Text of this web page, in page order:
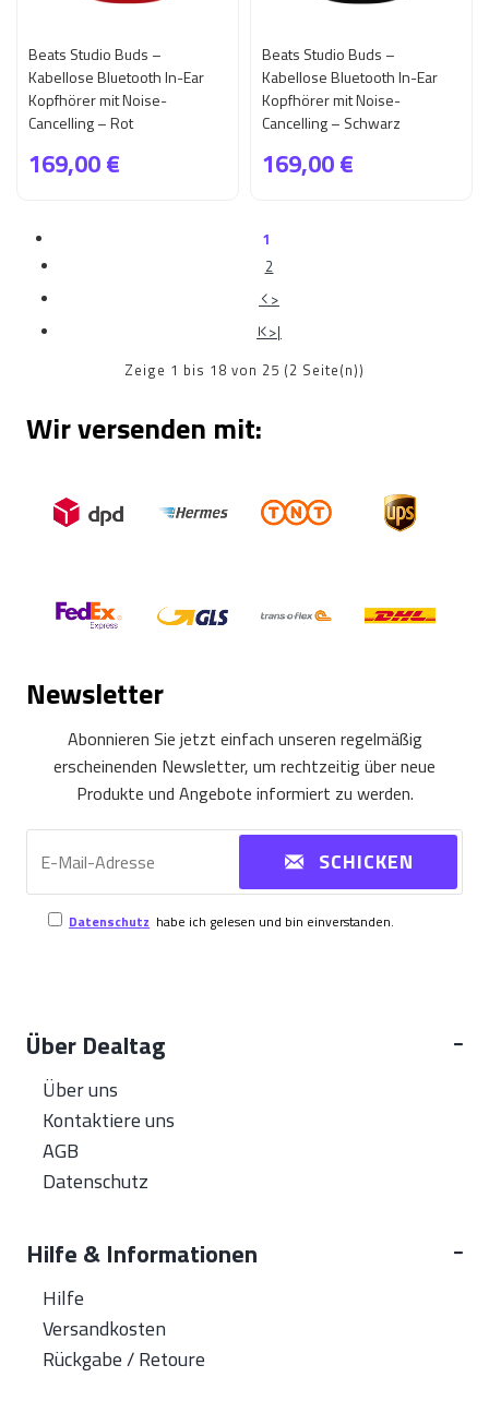
Beats Studio Buds –
Kabellose Bluetooth In-Ear
Kopfhörer mit Noise-
Cancelling – Rot
169,00 €
Beats Studio Buds –
Kabellose Bluetooth In-Ear
Kopfhörer mit Noise-
Cancelling – Schwarz
169,00 €
1
2
>
>|
Zeige 1 bis 18 von 25 (2 Seite(n))
Wir versenden mit:
Newsletter
Abonnieren Sie jetzt einfach unseren regelmäßig
erscheinenden Newsletter, um rechtzeitig über neue
Produkte und Angebote informiert zu werden.
SCHICKEN
Datenschutz habe ich gelesen und bin einverstanden.
Über Dealtag
Über uns
Kontaktiere uns
AGB
Datenschutz
Hilfe & Informationen
Hilfe
Versandkosten
Rückgabe / Retoure